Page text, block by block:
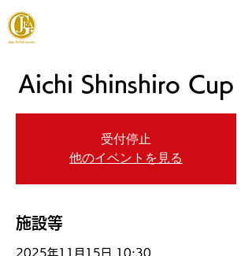
Aichi Shinshiro Cup
受付停止
他のイベントを見る
施設等
2025年11月15日 10:30